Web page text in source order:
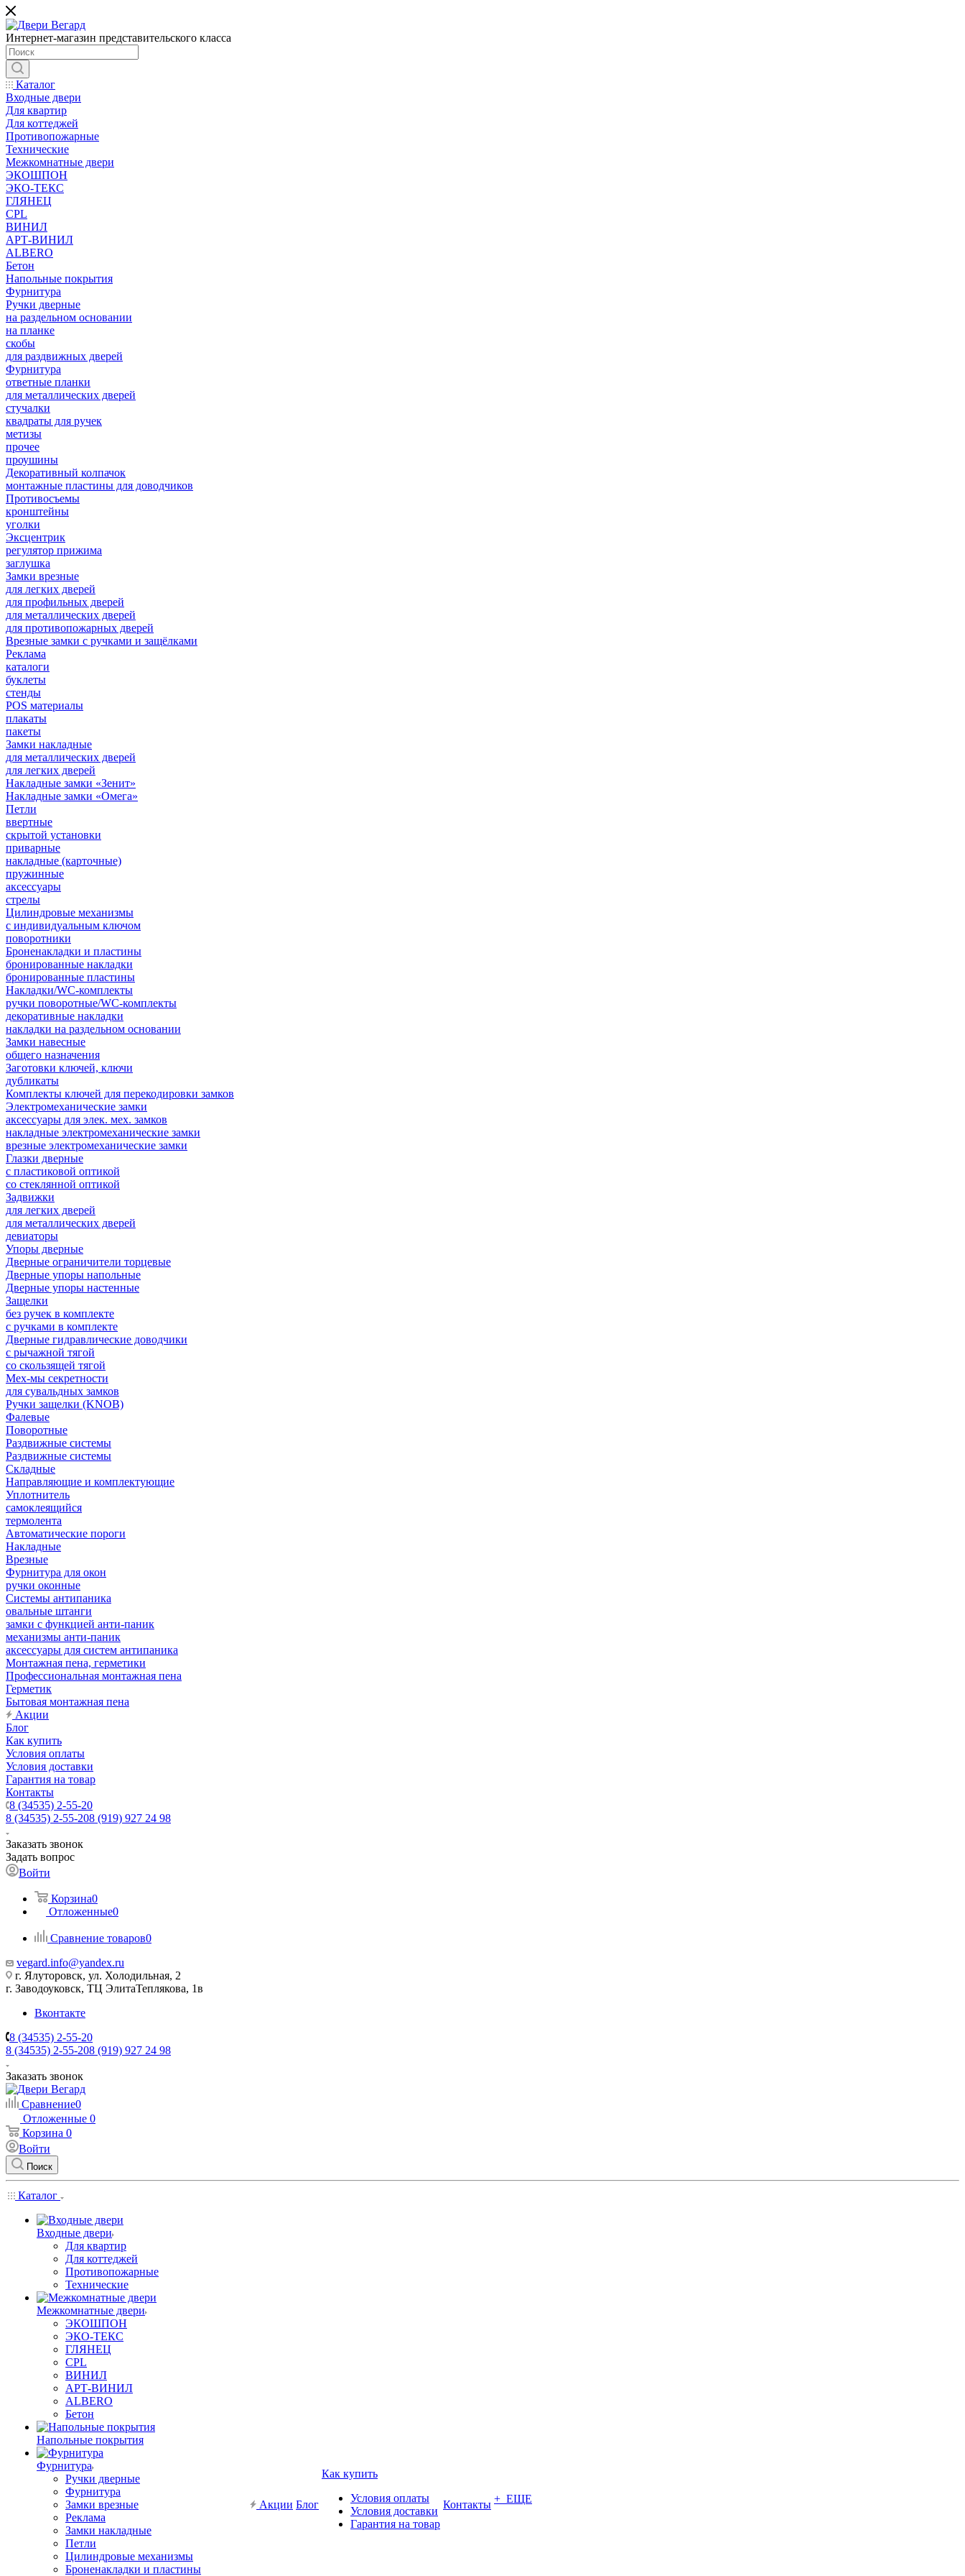
Интернет-магазин представительского класса
Каталог
Входные двери
Для квартир
Для коттеджей
Противопожарные
Технические
Межкомнатные двери
ЭКОШПОН
ЭКО-ТЕКС
ГЛЯНЕЦ
CPL
ВИНИЛ
АРТ-ВИНИЛ
ALBERO
Бетон
Напольные покрытия
Фурнитура
Ручки дверные
на раздельном основании
на планке
скобы
для раздвижных дверей
Фурнитура
ответные планки
для металлических дверей
стучалки
квадраты для ручек
метизы
прочее
проушины
Декоративный колпачок
монтажные пластины для доводчиков
Противосъемы
кронштейны
уголки
Эксцентрик
регулятор прижима
заглушка
Замки врезные
для легких дверей
для профильных дверей
для металлических дверей
для противопожарных дверей
Врезные замки с ручками и защёлками
Реклама
каталоги
буклеты
стенды
POS материалы
плакаты
пакеты
Замки накладные
для металлических дверей
для легких дверей
Накладные замки «Зенит»
Накладные замки «Омега»
Петли
ввертные
скрытой установки
приварные
накладные (карточные)
пружинные
аксессуары
стрелы
Цилиндровые механизмы
с индивидуальным ключом
поворотники
Броненакладки и пластины
бронированные накладки
бронированные пластины
Накладки/WC-комплекты
ручки поворотные/WC-комплекты
декоративные накладки
накладки на раздельном основании
Замки навесные
общего назначения
Заготовки ключей, ключи
дубликаты
Комплекты ключей для перекодировки замков
Электромеханические замки
аксессуары для элек. мех. замков
накладные электромеханические замки
врезные электромеханические замки
Глазки дверные
с пластиковой оптикой
со стеклянной оптикой
Задвижки
для легких дверей
для металлических дверей
девиаторы
Упоры дверные
Дверные ограничители торцевые
Дверные упоры напольные
Дверные упоры настенные
Защелки
без ручек в комплекте
с ручками в комплекте
Дверные гидравлические доводчики
с рычажной тягой
со скользящей тягой
Мех-мы секретности
для сувальдных замков
Ручки защелки (KNOB)
Фалевые
Поворотные
Раздвижные системы
Раздвижные системы
Складные
Направляющие и комплектующие
Уплотнитель
самоклеящийся
термолента
Автоматические пороги
Накладные
Врезные
Фурнитура для окон
ручки оконные
Системы антипаника
овальные штанги
замки с функцией анти-паник
механизмы анти-паник
аксессуары для систем антипаника
Монтажная пена, герметики
Профессиональная монтажная пена
Герметик
Бытовая монтажная пена
Акции
Блог
Как купить
Условия оплаты
Условия доставки
Гарантия на товар
Контакты
8 (34535) 2-55-20
8 (34535) 2-55-208 (919) 927 24 98
Заказать звонок
Задать вопрос
Войти
Корзина0
Отложенные0
Сравнение товаров0
vegard.info@yandex.ru
г. Ялуторовск, ул. Холодильная, 2
г. Заводоуковск, ​ТЦ Элита​Теплякова, 1в
Вконтакте
8 (34535) 2-55-20
8 (34535) 2-55-208 (919) 927 24 98
Заказать звонок
Сравнение0
Отложенные 0
Корзина 0
Войти
Поиск
Каталог
Входные двери
Для квартир
Для коттеджей
Противопожарные
Технические
Межкомнатные двери
ЭКОШПОН
ЭКО-ТЕКС
ГЛЯНЕЦ
CPL
ВИНИЛ
АРТ-ВИНИЛ
ALBERO
Бетон
Напольные покрытия
Фурнитура
Ручки дверные
Фурнитура
Замки врезные
Реклама
Замки накладные
Петли
Цилиндровые механизмы
Броненакладки и пластины
Акции Блог
Как купить
Условия оплаты
Условия доставки
Гарантия на товар
Контакты + ЕЩЕ